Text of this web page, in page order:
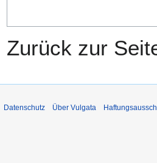
Zurück zur
Datenschutz Über Vulgata